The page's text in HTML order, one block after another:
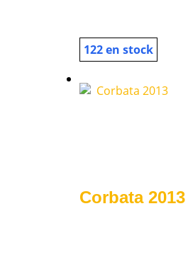
122 en stock
Corbata 2013